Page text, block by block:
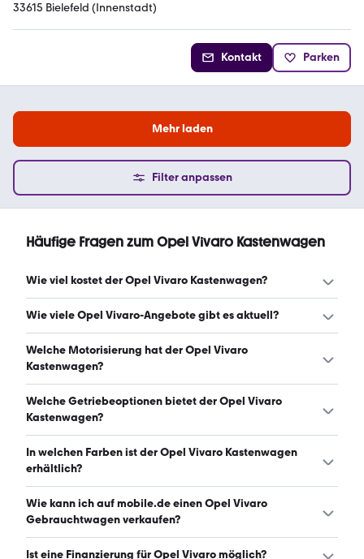
33615 Bielefeld (Innenstadt)
Kontakt Parken
Mehr laden
Filter anpassen
Häufige Fragen zum Opel Vivaro Kastenwagen
Wie viel kostet der Opel Vivaro Kastenwagen?
Ein guter Preis für einen Opel Vivaro Kastenwagen liegt
starten ab 333 € monatlich. (Stand: 8.8.2026)
Wie viele Opel Vivaro-Angebote gibt es aktuell?
Es gibt insgesamt 43 Opel Vivaro bei mobile.de, davon 37
Gebraucht- und 6 Neuwagen. (Stand: 8.8.2026)
Welche Motorisierung hat der Opel Vivaro
Kastenwagen?
Der Opel Vivaro Kastenwagen hat Leistungen zwischen
102 und 150 PS. (Stand: 8.8.2026)
Welche Getriebeoptionen bietet der Opel Vivaro
Kastenwagen?
Der Opel Vivaro Kastenwagen ist mit manuellem und
automatischem Getriebe erhältlich. (Stand: 8.8.2026)
In welchen Farben ist der Opel Vivaro Kastenwagen
erhältlich?
Den Opel Vivaro Kastenwagen gibt es in folgenden
Farben: weiß, schwarz, blau, grau und gelb. Die häufigste
Wie kann ich auf mobile.de einen Opel Vivaro
Gebrauchtwagen verkaufen?
Alle Informationen zum Verkauf an mobile.de-
Ist eine Finanzierung für Opel Vivaro möglich?